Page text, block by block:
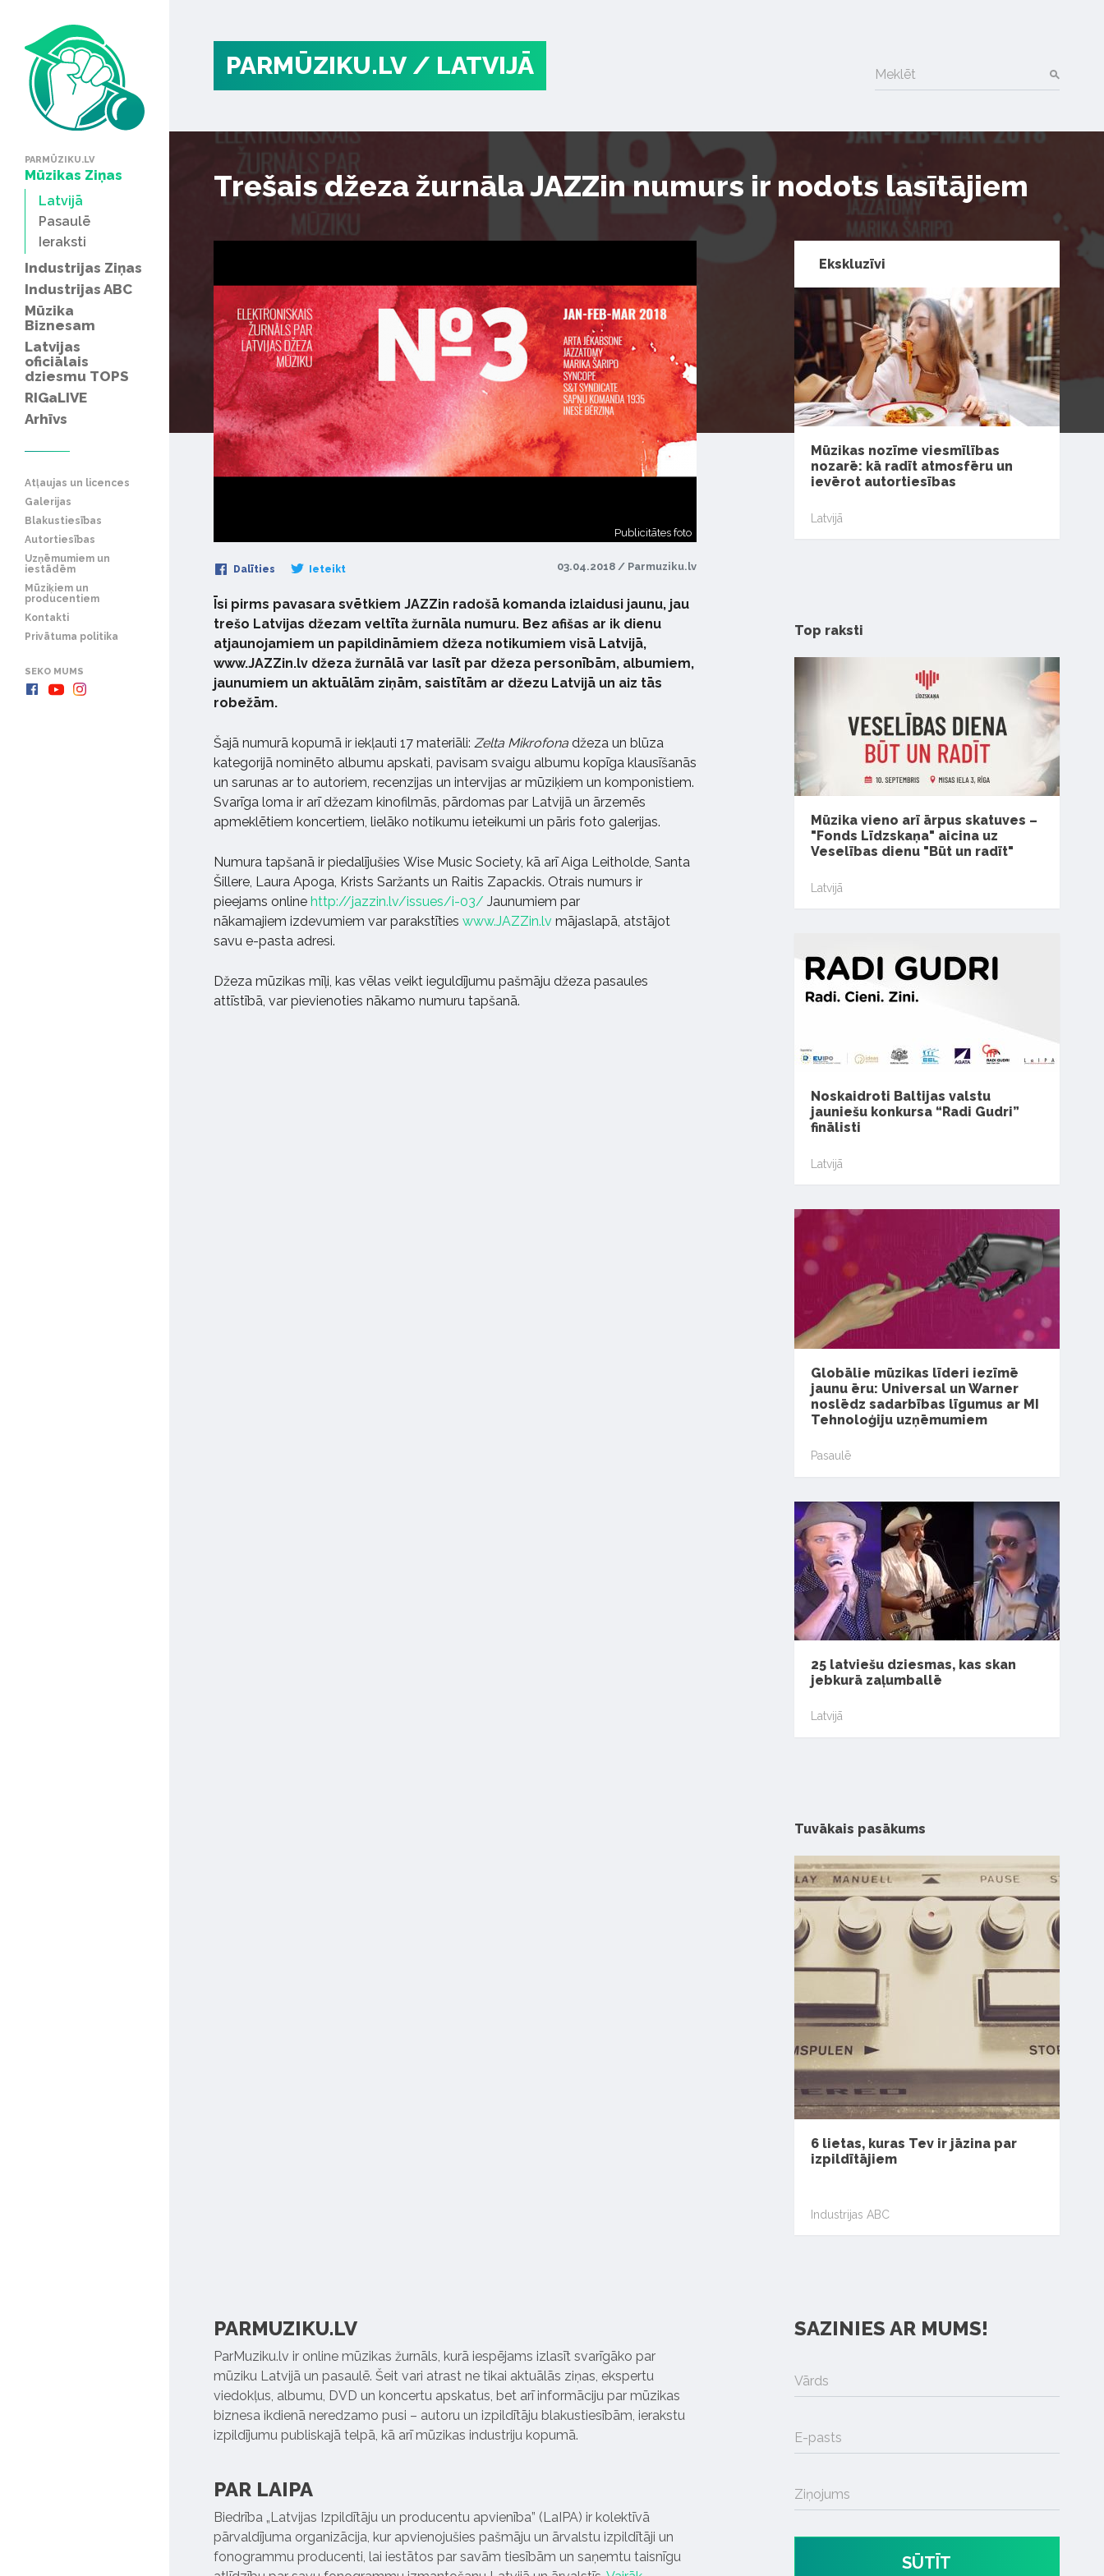
PARMŪZIKU.LV
Mūzikas Ziņas
Latvijā
Pasaulē
Ieraksti
Industrijas Ziņas
Industrijas ABC
Mūzika
Biznesam
Latvijas
oficiālais
dziesmu TOPS
RIGaLIVE
Arhīvs
Atļaujas un licences
Galerijas
Blakustiesības
Autortiesības
Uzņēmumiem un
iestādēm
Mūziķiem un
producentiem
Kontakti
Privātuma politika
SEKO MUMS
PARMŪZIKU.LV / LATVIJĀ Meklēt
Trešais džeza žurnāla JAZZin numurs ir nodots lasītājiem
Publicitātes foto
Dalīties Ieteikt 03.04.2018 / Parmuziku.lv
Īsi pirms pavasara svētkiem JAZZin radošā komanda izlaidusi jaunu, jau
trešo Latvijas džezam veltīta žurnāla numuru. Bez afišas ar ik dienu
atjaunojamiem un papildināmiem džeza notikumiem visā Latvijā,
www.JAZZin.lv džeza žurnālā var lasīt par džeza personībām, albumiem,
jaunumiem un aktuālām ziņām, saistītām ar džezu Latvijā un aiz tās
robežām.
Šajā numurā kopumā ir iekļauti 17 materiāli: Zelta Mikrofona džeza un blūza
kategorijā nominēto albumu apskati, pavisam svaigu albumu kopīga klausīšanās
un sarunas ar to autoriem, recenzijas un intervijas ar mūziķiem un komponistiem.
Svarīga loma ir arī džezam kinofilmās, pārdomas par Latvijā un ārzemēs
apmeklētiem koncertiem, lielāko notikumu ieteikumi un pāris foto galerijas.
Numura tapšanā ir piedalījušies Wise Music Society, kā arī Aiga Leitholde, Santa
Šillere, Laura Apoga, Krists Saržants un Raitis Zapackis. Otrais numurs ir
pieejams online http://jazzin.lv/issues/i-03/ Jaunumiem par
nākamajiem izdevumiem var parakstīties www.JAZZin.lv mājaslapā, atstājot
savu e-pasta adresi.
Džeza mūzikas mīļi, kas vēlas veikt ieguldījumu pašmāju džeza pasaules
attīstībā, var pievienoties nākamo numuru tapšanā.
Ekskluzīvi
Mūzikas nozīme viesmīlības
nozarē: kā radīt atmosfēru un
ievērot autortiesības
Latvijā
Top raksti
Mūzika vieno arī ārpus skatuves –
"Fonds Līdzskaņa" aicina uz
Veselības dienu "Būt un radīt"
Latvijā
Noskaidroti Baltijas valstu
jauniešu konkursa “Radi Gudri”
finālisti
Latvijā
Globālie mūzikas līderi iezīmē
jaunu ēru: Universal un Warner
noslēdz sadarbības līgumus ar MI
Tehnoloģiju uzņēmumiem
Pasaulē
25 latviešu dziesmas, kas skan
jebkurā zaļumballē
Latvijā
Tuvākais pasākums
6 lietas, kuras Tev ir jāzina par
izpildītājiem
Industrijas ABC
PARMUZIKU.LV
ParMuziku.lv ir online mūzikas žurnāls, kurā iespējams izlasīt svarīgāko par
mūziku Latvijā un pasaulē. Šeit vari atrast ne tikai aktuālās ziņas, ekspertu
viedokļus, albumu, DVD un koncertu apskatus, bet arī informāciju par mūzikas
biznesa ikdienā neredzamo pusi – autoru un izpildītāju blakustiesībām, ierakstu
izpildījumu publiskajā telpā, kā arī mūzikas industriju kopumā.
PAR LAIPA
Biedrība „Latvijas Izpildītāju un producentu apvienība” (LaIPA) ir kolektīvā
pārvaldījuma organizācija, kur apvienojušies pašmāju un ārvalstu izpildītāji un
fonogrammu producenti, lai iestātos par savām tiesībām un saņemtu taisnīgu
SAZINIES AR MUMS!
Vārds
E-pasts
Ziņojums
SŪTĪT